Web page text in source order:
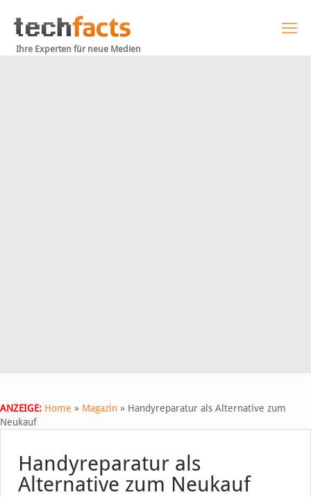
Ihre Experten für neue Medien
ANZEIGE: Home » Magazin » Handyreparatur als Alternative zum
Neukauf
Handyreparatur als
Alternative zum Neukauf